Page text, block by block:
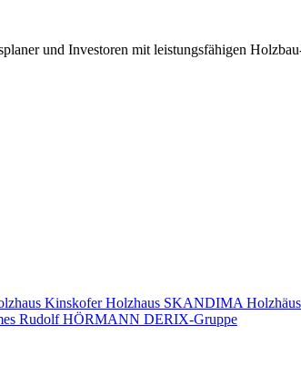
und Investoren mit leistungsfähigen
Kinskofer Holzhaus SKANDIMA
Rudolf HÖRMANN DERIX-Gruppe